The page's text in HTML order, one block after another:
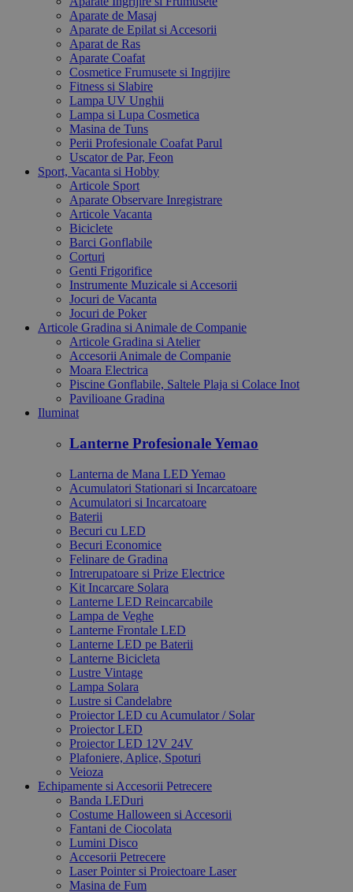
Aparate de Masaj
Aparate de Epilat si Accesorii
Aparat de Ras
Aparate Coafat
Cosmetice Frumusete si Ingrijire
Fitness si Slabire
Lampa UV Unghii
Lampa si Lupa Cosmetica
Masina de Tuns
Perii Profesionale Coafat Parul
Uscator de Par, Feon
Sport, Vacanta si Hobby
Articole Sport
Aparate Observare Inregistrare
Articole Vacanta
Biciclete
Barci Gonflabile
Corturi
Genti Frigorifice
Instrumente Muzicale si Accesorii
Jocuri de Vacanta
Jocuri de Poker
Articole Gradina si Animale de Companie
Articole Gradina si Atelier
Accesorii Animale de Companie
Moara Electrica
Piscine Gonflabile, Saltele Plaja si Colace Inot
Pavilioane Gradina
Iluminat
Lanterne Profesionale Yemao
Lanterna de Mana LED Yemao
Acumulatori Stationari si Incarcatoare
Acumulatori si Incarcatoare
Baterii
Becuri cu LED
Becuri Economice
Felinare de Gradina
Intrerupatoare si Prize Electrice
Kit Incarcare Solara
Lanterne LED Reincarcabile
Lampa de Veghe
Lanterne Frontale LED
Lanterne LED pe Baterii
Lanterne Bicicleta
Lustre Vintage
Lampa Solara
Lustre si Candelabre
Proiector LED cu Acumulator / Solar
Proiector LED
Proiector LED 12V 24V
Plafoniere, Aplice, Spoturi
Veioza
Echipamente si Accesorii Petrecere
Banda LEDuri
Costume Halloween si Accesorii
Fantani de Ciocolata
Lumini Disco
Accesorii Petrecere
Laser Pointer si Proiectoare Laser
Masina de Fum